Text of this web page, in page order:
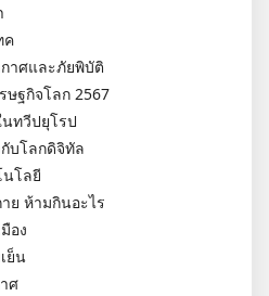
ค
าศและภัยพิบัติ
ษฐกิจโลก 2567
ทวีปยุโรป
บโลกดิจิทัล
นโลยี
ย ห้ามกินอะไร
อง
ย็น
ศ